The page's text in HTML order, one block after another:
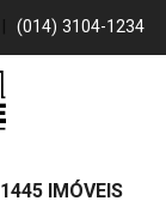
(014) 3104-1234
1445 IMÓVEIS